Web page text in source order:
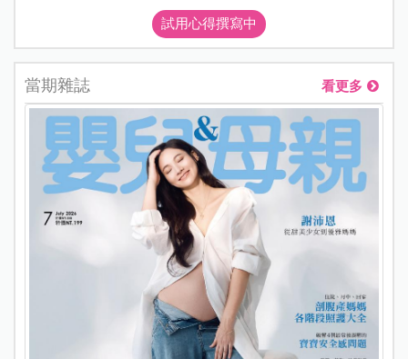
試用心得撰寫中
當期雜誌 看更多